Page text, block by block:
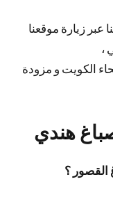
عبر زيارة موقعنا
،
الكويت و مزودة
هندي
القصور ؟